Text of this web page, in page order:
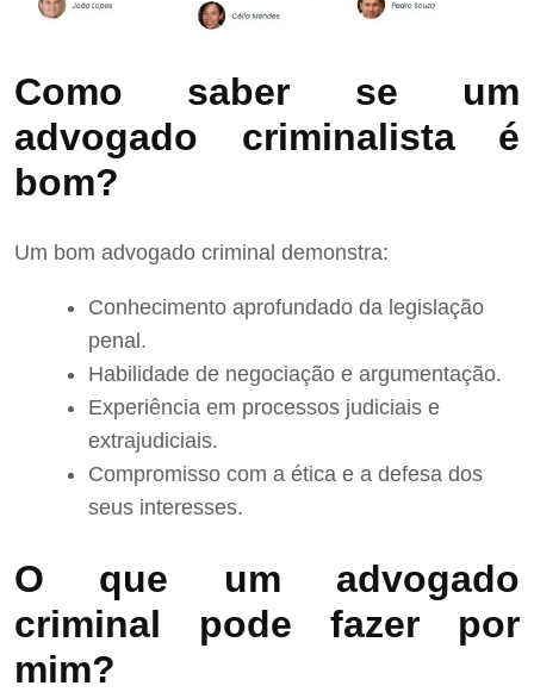
Como saber se um
advogado criminalista é
bom?
Um bom advogado criminal demonstra:
Conhecimento aprofundado da legislação
penal.
Habilidade de negociação e argumentação.
Experiência em processos judiciais e
extrajudiciais.
Compromisso com a ética e a defesa dos
seus interesses.
O que um advogado
criminal pode fazer por
mim?